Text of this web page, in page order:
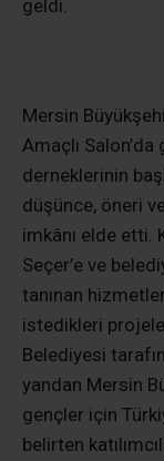
geldi.
Mersin
Amaçlı
derneklerinin
düşünce, öneri
imkânı elde etti.
Seçer’e ve
tanınan
istedikleri
Belediyesi
yandan Mersin
gençler için
belirten